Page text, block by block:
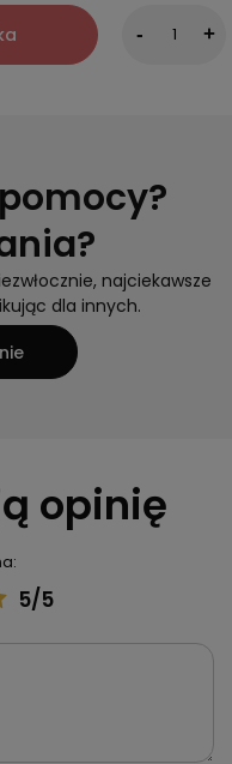
- +
najciekawsze
dla innych.
opinię
5/5